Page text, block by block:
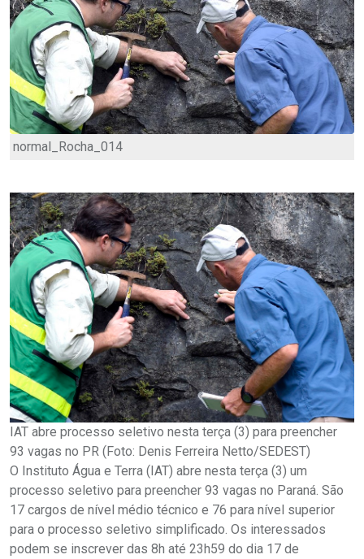
normal_Rocha_014
IAT abre processo seletivo nesta terça (3) para preencher
93 vagas no PR (Foto: Denis Ferreira Netto/SEDEST)
O Instituto Água e Terra (IAT) abre nesta terça (3) um
processo seletivo para preencher 93 vagas no Paraná. São
17 cargos de nível médio técnico e 76 para nível superior
para o processo seletivo simplificado. Os interessados
podem se inscrever das 8h até 23h59 do dia 17 de